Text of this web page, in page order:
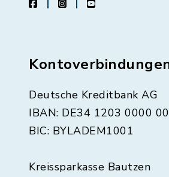
facebookinstagramyoutube
Deutsche Kreditbank AG
IBAN: DE34 1203 0000
BIC: BYLADEM1001
Kreissparkasse Bautzen